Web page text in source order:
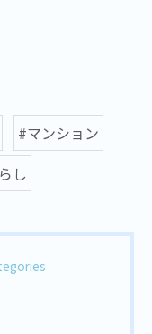
#マンション
し